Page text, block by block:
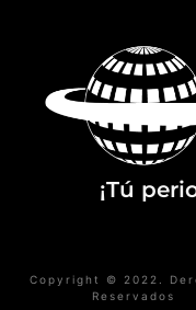
¡Tú
Copyright © 2022.
Reservados